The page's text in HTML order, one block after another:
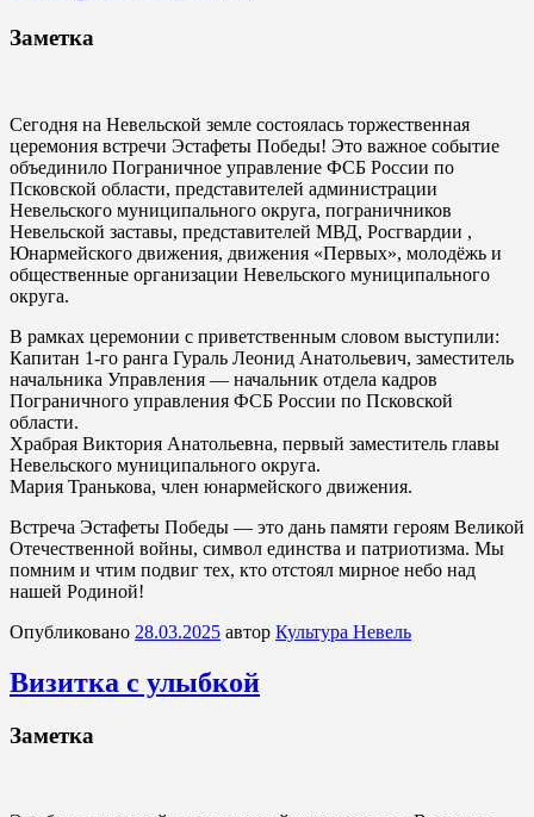
Заметка
Сегодня на Невельской земле состоялась торжественная
церемония встречи Эстафеты Победы! Это важное событие
объединило Пограничное управление ФСБ России по
Псковской области, представителей администрации
Невельского муниципального округа, пограничников
Невельской заставы, представителей МВД, Росгвардии ,
Юнармейского движения, движения «Первых», молодёжь и
общественные организации Невельского муниципального
округа.
В рамках церемонии с приветственным словом выступили:
Капитан 1-го ранга Гураль Леонид Анатольевич, заместитель
начальника Управления — начальник отдела кадров
Пограничного управления ФСБ России по Псковской
области.
Храбрая Виктория Анатольевна, первый заместитель главы
Невельского муниципального округа.
Мария Транькова, член юнармейского движения.
Встреча Эстафеты Победы — это дань памяти героям Великой
Отечественной войны, символ единства и патриотизма. Мы
помним и чтим подвиг тех, кто отстоял мирное небо над
нашей Родиной!
Опубликовано 28.03.2025 автор Культура Невель
Визитка с улыбкой
Заметка